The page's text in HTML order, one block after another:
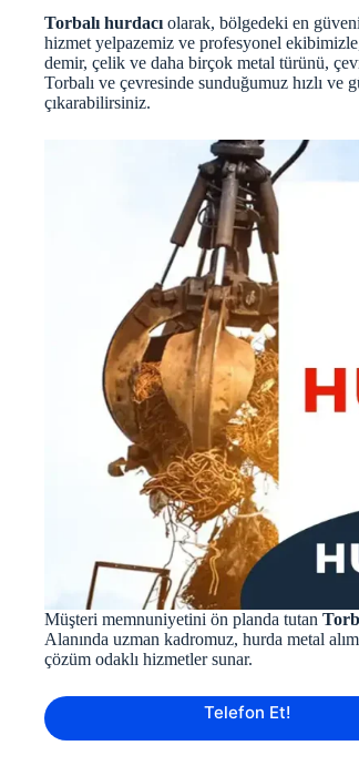
Torbalı hurdacı olarak, bölgedeki en
hizmet yelpazemiz ve profesyonel
demir, çelik ve daha birçok metal türünü,
Torbalı ve çevresinde sunduğumuz hızlı
çıkarabilirsiniz.
Müşteri memnuniyetini ön planda tutan
Alanında uzman kadromuz, hurda metal
çözüm odaklı hizmetler sunar.
Telefon Et!